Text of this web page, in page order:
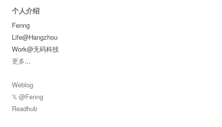
个人介绍
Fenng
Life@Hangzhou
Work@无码科技
更多...
Weblog
𝕏 @Fenng
Readhub